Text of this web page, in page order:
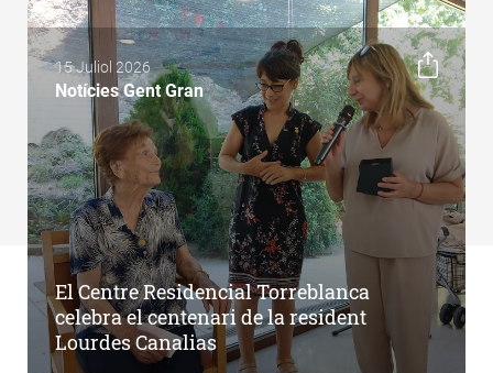
15 Juliol 2026
Notícies Gent Gran
El Centre Residencial Torreblanca
celebra el centenari de la resident
Lourdes Canalias